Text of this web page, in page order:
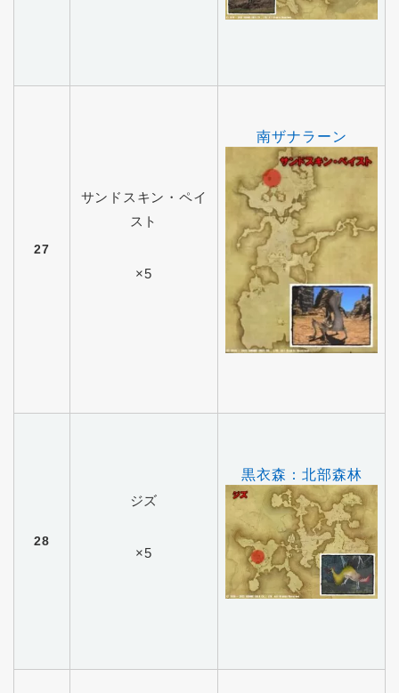
27
サンドスキン・ペイ
スト
×5
南ザナラーン
28
ジズ
×5
黒衣森：北部森林